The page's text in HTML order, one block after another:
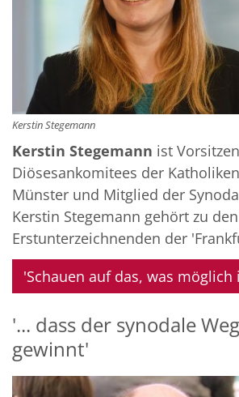
Kerstin Stegemann
Kerstin Stegemann ist
Diösesankomitees der
Münster und Mitglied der
Kerstin Stegemann gehört zu den
Erstunterzeichnenden der
'Schauen auf das, was möglich
'... dass der synodale
gewinnt'